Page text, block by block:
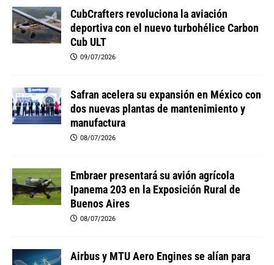
CubCrafters revoluciona la aviación
deportiva con el nuevo turbohélice Carbon
Cub ULT
09/07/2026
Safran acelera su expansión en México con
dos nuevas plantas de mantenimiento y
manufactura
08/07/2026
Embraer presentará su avión agrícola
Ipanema 203 en la Exposición Rural de
Buenos Aires
08/07/2026
Airbus y MTU Aero Engines se alían para